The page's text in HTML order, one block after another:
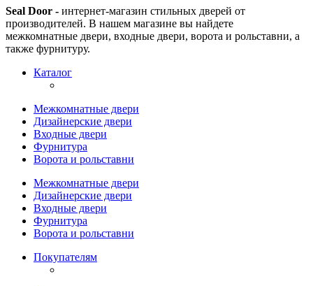
Seal Door - интернет-магазин стильных дверей от
производителей. В нашем магазине вы найдете
межкомнатные двери, входные двери, ворота и рольставни, а
также фурнитуру.
Каталог
Межкомнатные двери
Дизайнерские двери
Входные двери
Фурнитура
Ворота и рольставни
Межкомнатные двери
Дизайнерские двери
Входные двери
Фурнитура
Ворота и рольставни
Покупателям